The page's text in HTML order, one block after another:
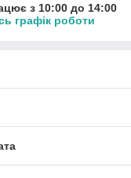
з 10:00 до 14:00
графік роботи